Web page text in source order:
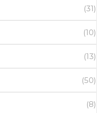
(31)
(10)
(13)
(50)
(8)